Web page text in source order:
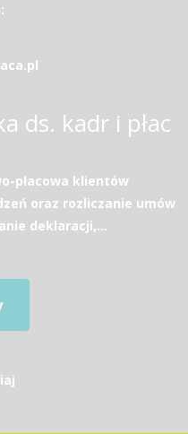
ds. kadr i płac
płacowa klientów
oraz rozliczanie umów
deklaracji,...